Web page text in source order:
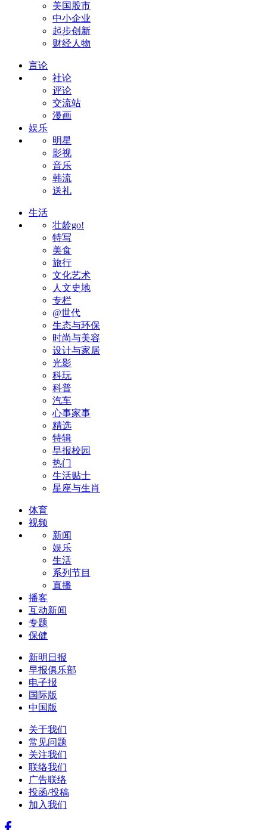
美国股市
中小企业
起步创新
财经人物
言论
社论
评论
交流站
漫画
娱乐
明星
影视
音乐
韩流
送礼
生活
壮龄go!
特写
美食
旅行
文化艺术
人文史地
专栏
@世代
生态与环保
时尚与美容
设计与家居
光影
科玩
科普
汽车
心事家事
精选
特辑
早报校园
热门
生活贴士
星座与生肖
体育
视频
新闻
娱乐
生活
系列节目
直播
播客
互动新闻
专题
保健
新明日报
早报俱乐部
电子报
国际版
中国版
关于我们
常见问题
关注我们
联络我们
广告联络
投函/投稿
加入我们